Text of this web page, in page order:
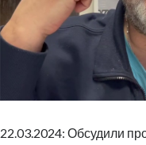
22.03.2024: Обсудили